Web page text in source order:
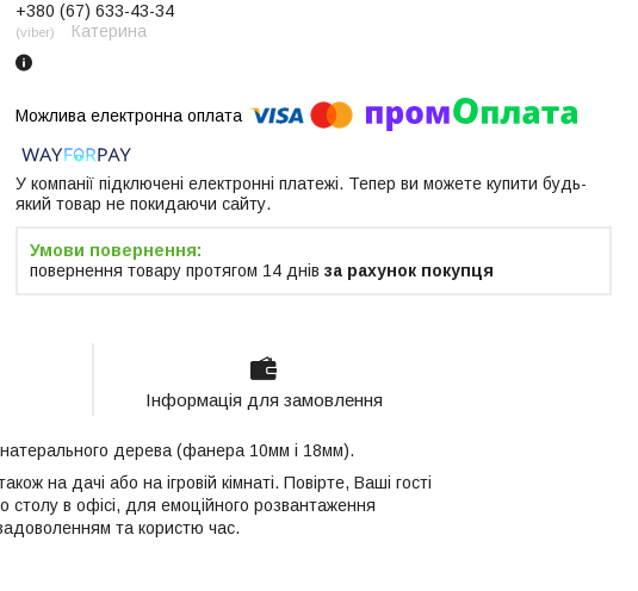
+380 (67) 633-43-34
viber Катерина
У компанії підключені електронні платежі. Тепер ви можете купити будь-
який товар не покидаючи сайту.
повернення товару протягом 14 днів за рахунок покупця
Інформація для замовлення
натерального дерева (фанера 10мм і 18мм).
на дачі або на ігровій кімнаті. Повірте, Ваші гості
столу в офісі, для емоційного розвантаження
та користю час.